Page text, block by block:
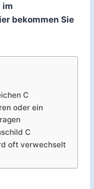
im
bekommen Sie
C
oder ein
C
oft verwechselt